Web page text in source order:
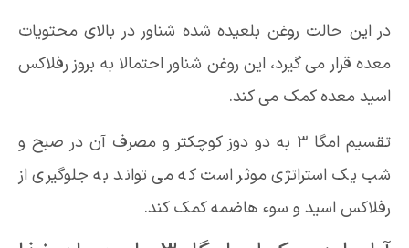
در این حالت روغن بلعیده شده شناور در بالای محتویات
معده قرار می گیرد، این روغن شناور احتمالا به بروز رفلاکس
اسید معده کمک می کند.
تقسیم امگا 3 به دو دوز کوچکتر و مصرف آن در صبح و
شب یک استراتژی موثر است که می تواند به جلوگیری از
رفلاکس اسید و سوء هاضمه کمک کند.